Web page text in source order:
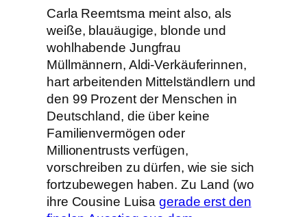
Carla Reemtsma meint also, als
weiße, blauäugige, blonde und
wohlhabende Jungfrau
Müllmännern, Aldi-Verkäuferinnen,
hart arbeitenden Mittelständlern und
den 99 Prozent der Menschen in
Deutschland, die über keine
Familienvermögen oder
Millionentrusts verfügen,
vorschreiben zu dürfen, wie sie sich
fortzubewegen haben. Zu Land (wo
ihre Cousine Luisagerade erst den